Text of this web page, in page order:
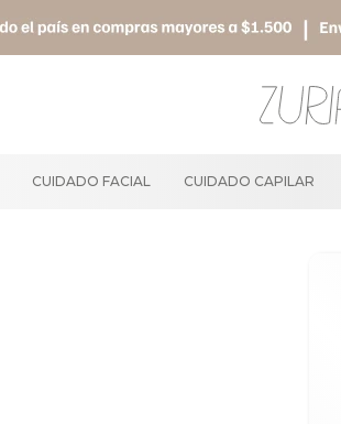
CUIDADO FACIAL CUIDADO CAPILAR